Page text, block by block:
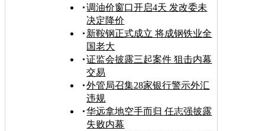
调油价窗口开启4天 发改委未
决定降价
新鞍钢正式成立 将成钢铁业全
国老大
证监会披露三起案件 狙击内幕
交易
外管局召集28家银行警示外汇
违规
华远拿地空手而归 任志强披露
失败内幕